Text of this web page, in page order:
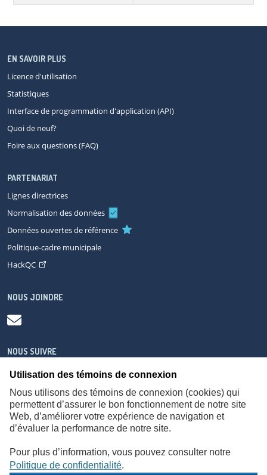
Utilisation des témoins de connexion
Nous utilisons des témoins de connexion (cookies) qui
permettent d’assurer le bon fonctionnement de notre site
Web, d’améliorer votre expérience de navigation et
d’évaluer la performance de notre site.
Pour plus d’information, vous pouvez consulter notre
Politique de confidentialité.
EN SAVOIR PLUS
Licence d'utilisation
Statistiques
Interface de programmation d'application (API)
Quoi de neuf?
Foire aux questions (FAQ)
PARTENARIAT
Lignes directrices
Normalisation des données
Données ouvertes de référence
Politique-cadre municipale
HackQC
NOUS JOINDRE
NOUS SUIVRE
À propos Accessibilité Plan du site
Consignes de sécurité